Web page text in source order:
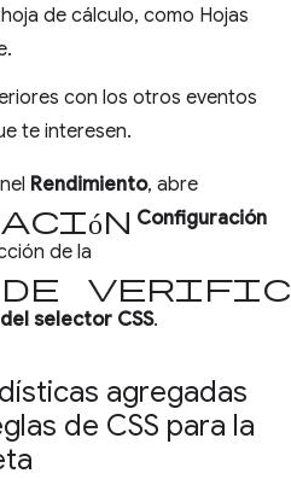
de cálculo, como Hojas
con los otros eventos
te interesen.
Rendimiento, abre
Configuración
de la
selector CSS.
agregadas
de CSS para la